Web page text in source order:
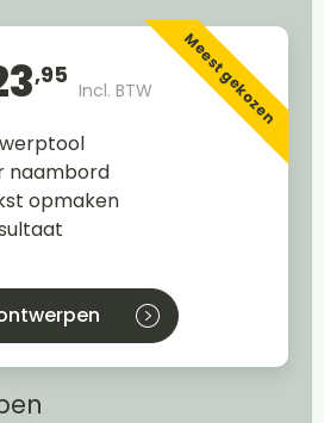
,95
Incl. BTW Meest gekozen
naambord
opmaken